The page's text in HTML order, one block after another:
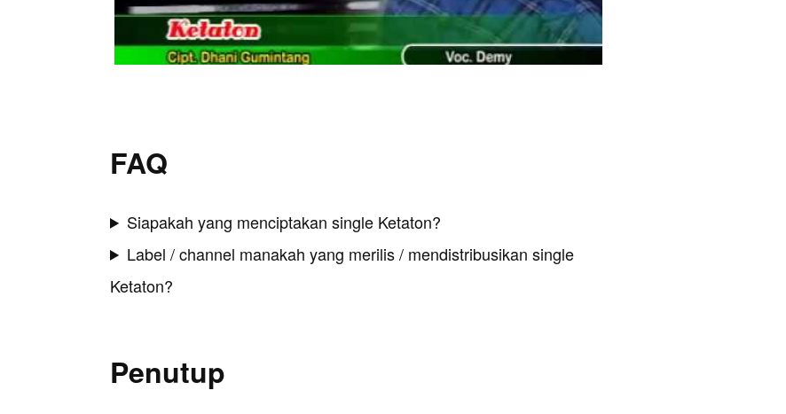
FAQ
Siapakah yang menciptakan single Ketaton?
Label / channel manakah yang merilis / mendistribusikan single
Ketaton?
Penutup